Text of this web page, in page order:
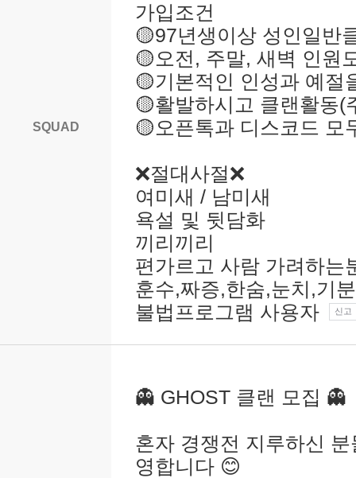
SQUAD
가입조건
🟡97년생이상 성인일반
🟡오전, 주말, 새벽 인원
🟡기본적인 인성과 예절
🟡활발하시고 클랜활동(
🟡오픈톡과 디스코드 모
❌절대사절❌
여미새 / 남미새
욕설 및 뒷담화
끼리끼리
편가르고 사람 가려하는
훈수,짜증,한숨,눈치,기
불법프로그램 사용자
신고
👻 GHOST 클랜 모집 👻
혼자 경쟁전 지루하신
영합니다 😊